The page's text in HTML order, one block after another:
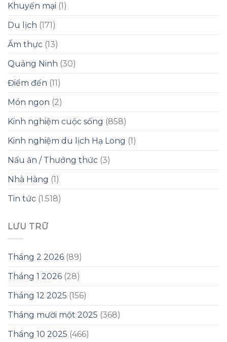
Khuyến mại (1)
Du lịch (171)
Ẩm thực (13)
Quảng Ninh (30)
Điểm đến (11)
Món ngon (2)
Kinh nghiệm cuộc sống (858)
Kinh nghiệm du lịch Hạ Long (1)
Nấu ăn / Thưởng thức (3)
Nhà Hàng (1)
Tin tức (1.518)
LƯU TRỮ
Tháng 2 2026 (89)
Tháng 1 2026 (28)
Tháng 12 2025 (156)
Tháng mười một 2025 (368)
Tháng 10 2025 (466)